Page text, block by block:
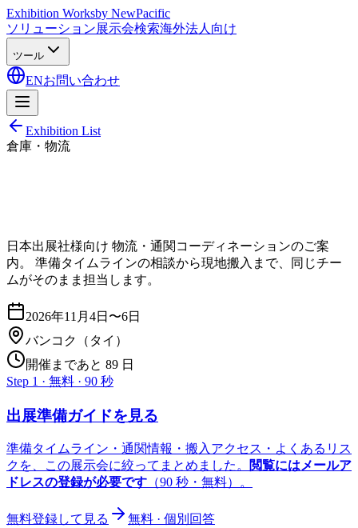
Exhibition Worksby NewPacific
ソリューション展示会検索海外法人向け
ツール
ENお問い合わせ
Exhibition List
倉庫・物流
日本出展社様向け 物流・通関コーディネーションのご案
内。 準備タイムラインの相談から現地搬入まで、同じチー
ムがそのまま担当します。
2026年11月4日〜6日
バンコク
（タイ）
開催まであと 89 日
Step 1 · 無料 · 90 秒
出展準備ガイドを見る
準備タイムライン・通関情報・搬入アクセス・よくあるリス
クを、この展示会に絞ってまとめました。
閲覧にはメールア
ドレスの登録が必要です （90 秒・無料）。
無料登録して見る 無料 · 個別回答